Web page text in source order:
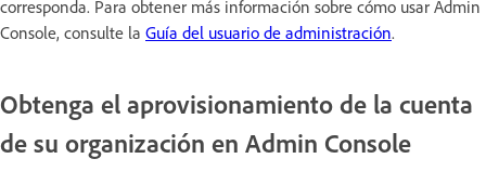
corresponda. Para obtener más información sobre cómo usar Admin
Console, consulte la Guía del usuario de administración.
Obtenga el aprovisionamiento de la cuenta
de su organización en Admin Console